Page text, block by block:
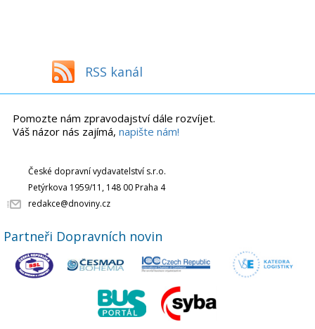
RSS kanál
Pomozte nám zpravodajství dále rozvíjet.
Váš názor nás zajímá, napište nám!
České dopravní vydavatelství s.r.o.
Petýrkova 1959/11, 148 00 Praha 4
redakce@dnoviny.cz
Partneři Dopravních novin